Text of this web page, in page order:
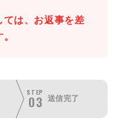
ては、お返事を差
STEP
03 送信完了